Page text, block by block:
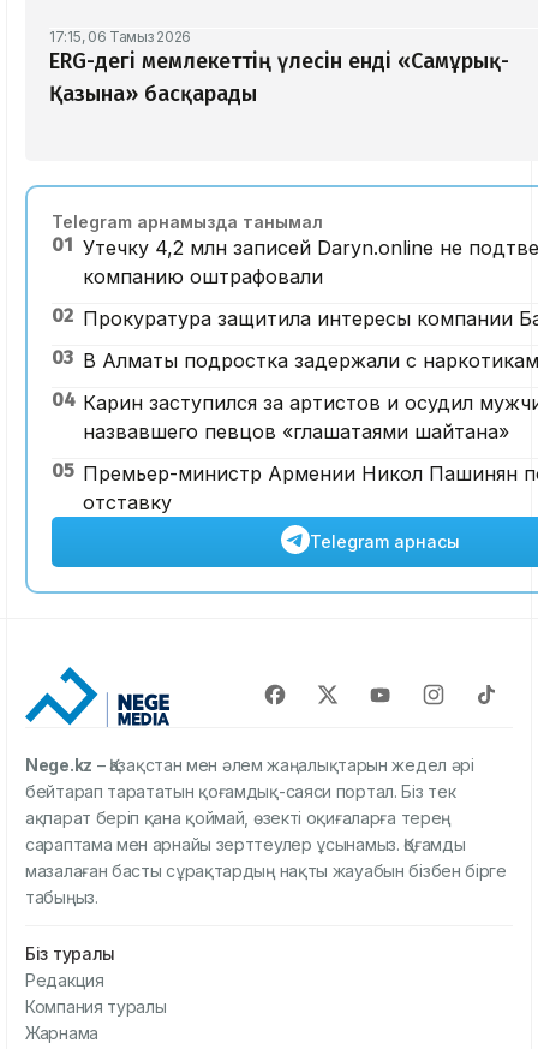
17:15, 06 Тамыз 2026
ERG-дегі мемлекеттің үлесін енді «Самұрық-
Қазына» басқарады
Telegram арнамызда танымал
01 Утечку 4,2 млн записей Daryn.online не
компанию оштрафовали
02 Прокуратура защитила интересы компании
03 В Алматы подростка задержали с
04 Карин заступился за артистов и осудил
назвавшего певцов «глашатаями шайтана»
05 Премьер-министр Армении Никол Пашинян
отставку
Telegram арнасы
Nege.kz – Қазақстан мен әлем жаңалықтарын жедел әрі
бейтарап тарататын қоғамдық-саяси портал. Біз тек
ақпарат беріп қана қоймай, өзекті оқиғаларға терең
сараптама мен арнайы зерттеулер ұсынамыз. Қоғамды
мазалаған басты сұрақтардың нақты жауабын бізбен бірге
табыңыз.
Біз туралы
Редакция
Компания туралы
Жарнама